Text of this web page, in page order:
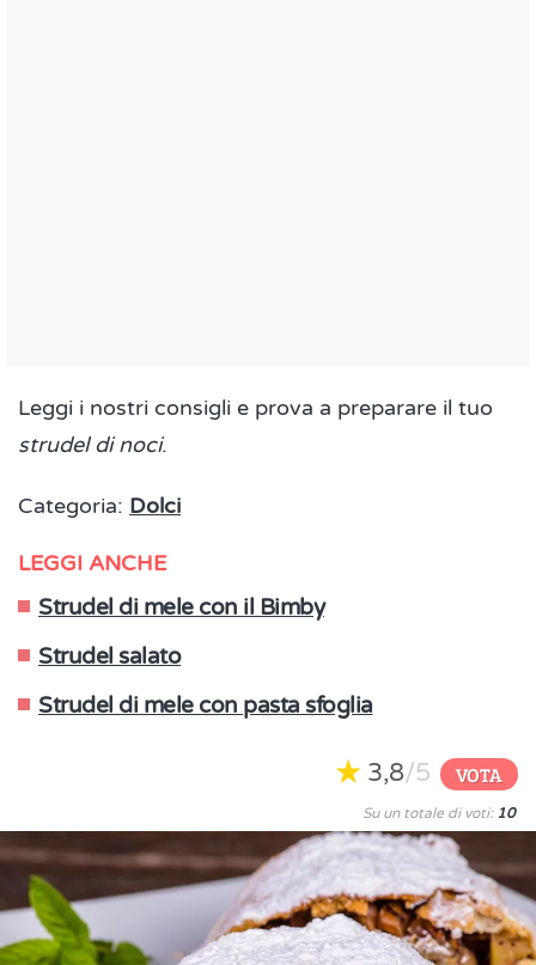
Leggi i nostri consigli e prova a preparare il tuo
strudel di noci.
Categoria: Dolci
LEGGI ANCHE
Strudel di mele con il Bimby
Strudel salato
Strudel di mele con pasta sfoglia
3,8/5 VOTA
Su un totale di voti: 10